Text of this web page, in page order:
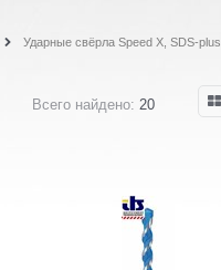
Ударные свёрла Speed X, SDS-plus
Всего найдено: 20